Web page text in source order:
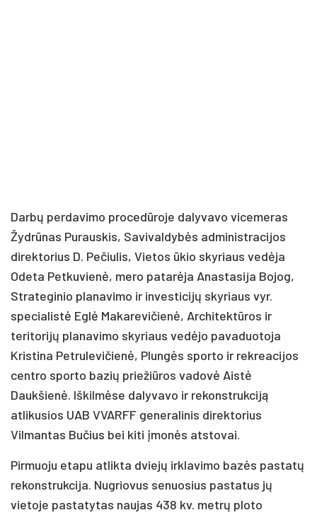
Darbų perdavimo procedūroje dalyvavo vicemeras
Žydrūnas Purauskis, Savivaldybės administracijos
direktorius D. Pečiulis, Vietos ūkio skyriaus vedėja
Odeta Petkuvienė, mero patarėja Anastasija Bojog,
Strateginio planavimo ir investicijų skyriaus vyr.
specialistė Eglė Makarevičienė, Architektūros ir
teritorijų planavimo skyriaus vedėjo pavaduotoja
Kristina Petrulevičienė, Plungės sporto ir rekreacijos
centro sporto bazių priežiūros vadovė Aistė
Daukšienė. Iškilmėse dalyvavo ir rekonstrukciją
atlikusios UAB VVARFF generalinis direktorius
Vilmantas Bučius bei kiti įmonės atstovai.
Pirmuoju etapu atlikta dviejų irklavimo bazės pastatų
rekonstrukcija. Nugriovus senuosius pastatus jų
vietoje pastatytas naujas 438 kv. metrų ploto